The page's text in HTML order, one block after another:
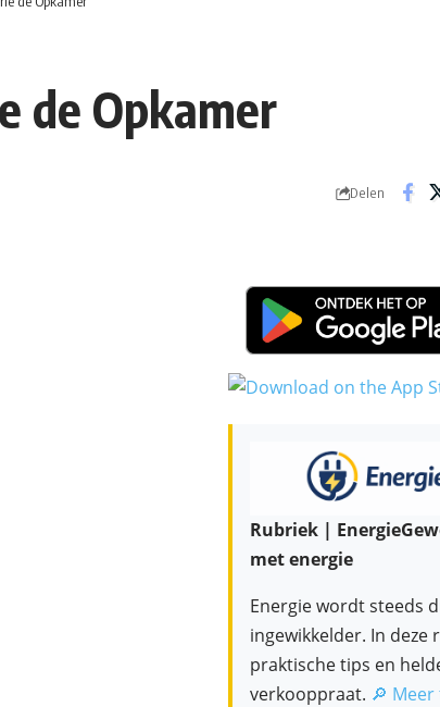
de Opkamer
Delen
Rubriek |
met energie
Energie wordt steeds
ingewikkelder. In deze
praktische tips en
verkooppraat. 🔎